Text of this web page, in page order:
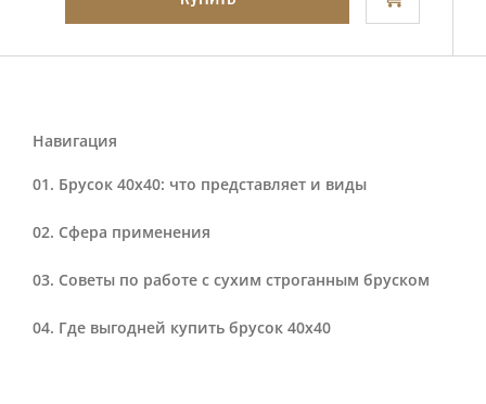
Навигация
Брусок 40х40: что представляет и виды
Сфера применения
Советы по работе с сухим строганным бруском
Где выгодней купить брусок 40х40